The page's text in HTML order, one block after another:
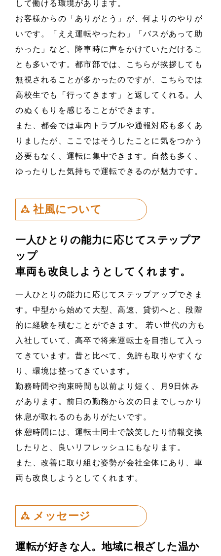
して働ける環境があります。
お客様からの「ありがとう」が、何よりのやりが
いです。「ええ運転やったわ」「バスがあって助
かった」など、降車時に声をかけていただけるこ
とも多いです。都市部では、こちらが挨拶しても
無視されることが多かったのですが、こちらでは
高校生でも「行ってきます」と返してくれる。人
のぬくもりを感じることができます。
また、都会では車内トラブルや通報対応も多くあ
りましたが、ここではそうしたことに気をつかう
必要もなく、運転に集中できます。自然も多く、
ゆったりした気持ちで運転できるのが魅力です。
社風について
一人ひとりの能力に応じてステップア
ップ
車両も改良しようとしてくれます。
一人ひとりの能力に応じてステップアップできま
す。中型から始めて大型、高速、貸切へと、段階
的に経験を積むことができます。 若い世代の方も
入社していて、高卒で将来運転士を目指して入っ
てきています。昔と比べて、免許も取りやすくな
り、環境は整ってきています。
勤務時間や拘束時間も以前より短く、月9日休み
があります。前日の勤務から次の日までしっかり
休息が取れるのもありがたいです。
休憩時間には、運転士同士で談笑したり情報交換
したりと、良いリフレッシュにもなります。
また、改善に取り組む姿勢が会社全体にあり、車
両も改良しようとしてくれます。
メッセージ
運転が好きな人。地域に根ざした温か